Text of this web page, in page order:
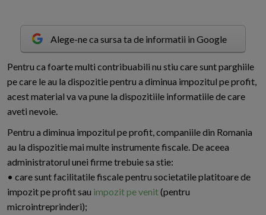
Alege-ne ca sursa ta de informatii in Google
Pentru ca foarte multi contribuabili nu stiu care sunt parghiile
pe care le au la dispozitie pentru a diminua impozitul pe profit,
acest material va va pune la dispozitiile informatiile de care
aveti nevoie.
Pentru a diminua impozitul pe profit, companiile din Romania
au la dispozitie mai multe instrumente fiscale. De aceea
administratorul unei firme trebuie sa stie:
• care sunt facilitatile fiscale pentru societatile platitoare de
impozit pe profit sau impozit pe venit(pentru
microintreprinderi);